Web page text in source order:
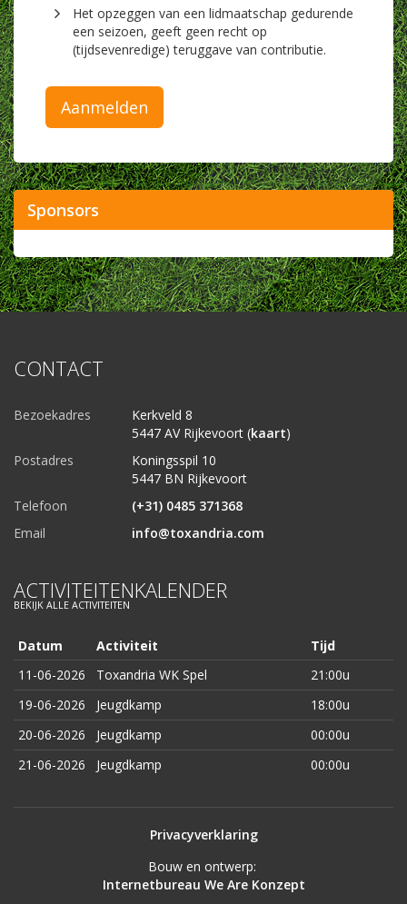
Het opzeggen van een lidmaatschap gedurende
een seizoen, geeft geen recht op
(tijdsevenredige) teruggave van contributie.
Aanmelden
Sponsors
CONTACT
Bezoekadres
Kerkveld 8
5447 AV Rijkevoort (kaart)
Postadres
Koningsspil 10
5447 BN Rijkevoort
Telefoon
(+31) 0485 371368
Email
info@toxandria.com
ACTIVITEITENKALENDER
BEKIJK ALLE ACTIVITEITEN
Datum Activiteit
Tijd
11-06-2026
Toxandria WK Spel
21:00u
19-06-2026
Jeugdkamp
18:00u
20-06-2026
Jeugdkamp
00:00u
21-06-2026
Jeugdkamp 00:00u
Privacyverklaring
Bouw en ontwerp:
Internetbureau We Are Konzept